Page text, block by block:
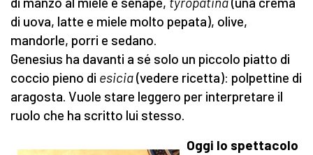
di uova, latte e miele molto pepata), olive,
mandorle, porri e sedano.
Genesius ha davanti a sé solo un piccolo piatto di
coccio pieno di esicia(vedere ricetta): polpettine di
aragosta. Vuole stare leggero per interpretare il
ruolo che ha scritto lui stesso.
Oggi lo spettacolo